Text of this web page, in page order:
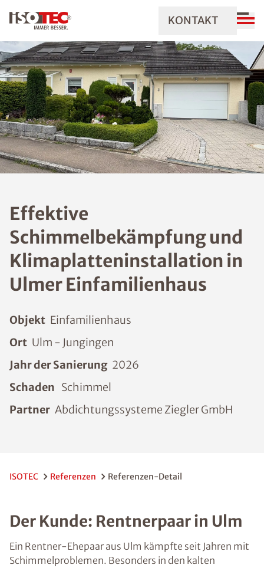
KONTAKT
Effektive
Schimmelbekämpfung und
Klimaplatteninstallation in
Ulmer Einfamilienhaus
Objekt Einfamilienhaus
Ort Ulm - Jungingen
Jahr der Sanierung 2026
Schaden Schimmel
Partner Abdichtungssysteme Ziegler GmbH
ISOTEC Referenzen Referenzen-Detail
Der Kunde: Rentnerpaar in Ulm
Ein Rentner-Ehepaar aus Ulm kämpfte seit Jahren mit
Schimmelproblemen. Besonders in den kalten